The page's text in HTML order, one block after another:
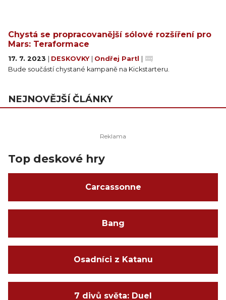
Chystá se propracovanější sólové rozšíření pro
Mars: Teraformace
17. 7. 2023 DESKOVKY Ondřej Partl
Bude součástí chystané kampaně na Kickstarteru.
NEJNOVĚJŠÍ ČLÁNKY
Top deskové hry
Carcassonne
Bang
Osadníci z Katanu
7 divů světa: Duel